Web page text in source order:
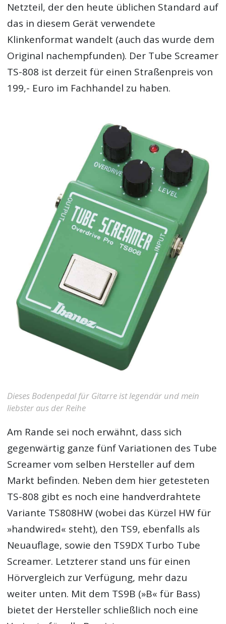
Netzteil, der den heute üblichen Standard auf
das in diesem Gerät verwendete
Klinkenformat wandelt (auch das wurde dem
Original nachempfunden). Der Tube Screamer
TS-808 ist derzeit für einen Straßenpreis von
199,- Euro im Fachhandel zu haben.
Dieses Bodenpedal für Gitarre ist legendär und mein
liebster aus der Reihe
Am Rande sei noch erwähnt, dass sich
gegenwärtig ganze fünf Variationen des Tube
Screamer vom selben Hersteller auf dem
Markt befinden. Neben dem hier getesteten
TS-808 gibt es noch eine handverdrahtete
Variante TS808HW (wobei das Kürzel HW für
»handwired« steht), den TS9, ebenfalls als
Neuauflage, sowie den TS9DX Turbo Tube
Screamer. Letzterer stand uns für einen
Hörvergleich zur Verfügung, mehr dazu
weiter unten. Mit dem TS9B (»B« für Bass)
bietet der Hersteller schließlich noch eine